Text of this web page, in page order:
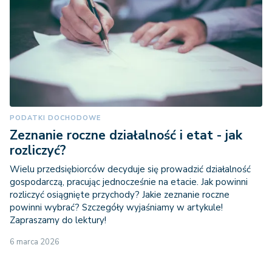
PODATKI DOCHODOWE
Zeznanie roczne działalność i etat - jak
rozliczyć?
Wielu przedsiębiorców decyduje się prowadzić działalność
gospodarczą, pracując jednocześnie na etacie. Jak powinni
rozliczyć osiągnięte przychody? Jakie zeznanie roczne
powinni wybrać? Szczegóły wyjaśniamy w artykule!
Zapraszamy do lektury!
6 marca 2026